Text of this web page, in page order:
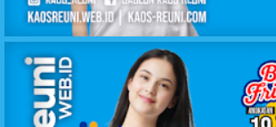
60+ Logo Desain Kaos Reuni